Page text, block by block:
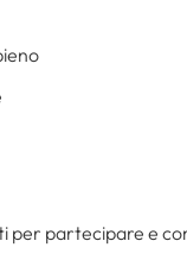
partecipare e